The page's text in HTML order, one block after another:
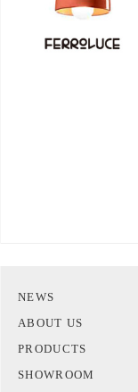
NEWS
ABOUT US
PRODUCTS
SHOWROOM